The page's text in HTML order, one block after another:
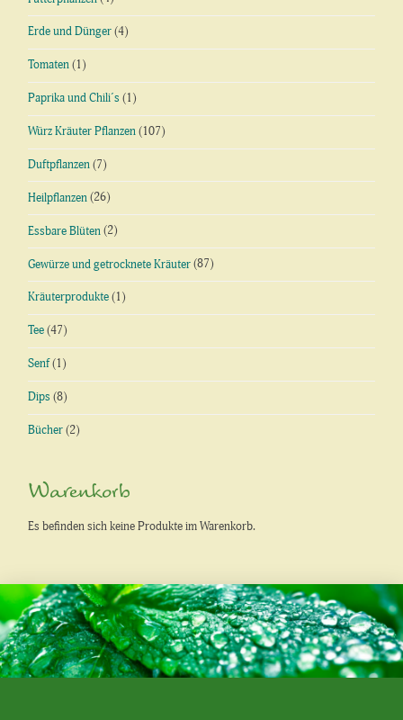
Erde und Dünger (4)
Tomaten (1)
Paprika und Chili´s (1)
Würz Kräuter Pflanzen (107)
Duftpflanzen (7)
Heilpflanzen (26)
Essbare Blüten (2)
Gewürze und getrocknete Kräuter (87)
Kräuterprodukte (1)
Tee (47)
Senf(1)
Dips (8)
Bücher (2)
Warenkorb
Es befinden sich keine Produkte im Warenkorb.